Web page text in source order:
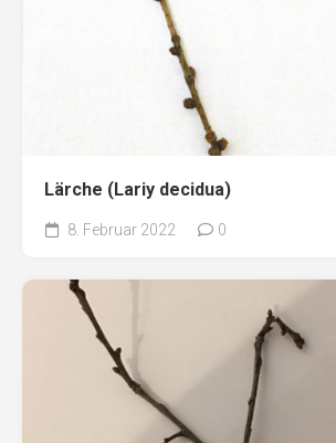
Lärche (Lariy decidua)
8. Februar 2022 0